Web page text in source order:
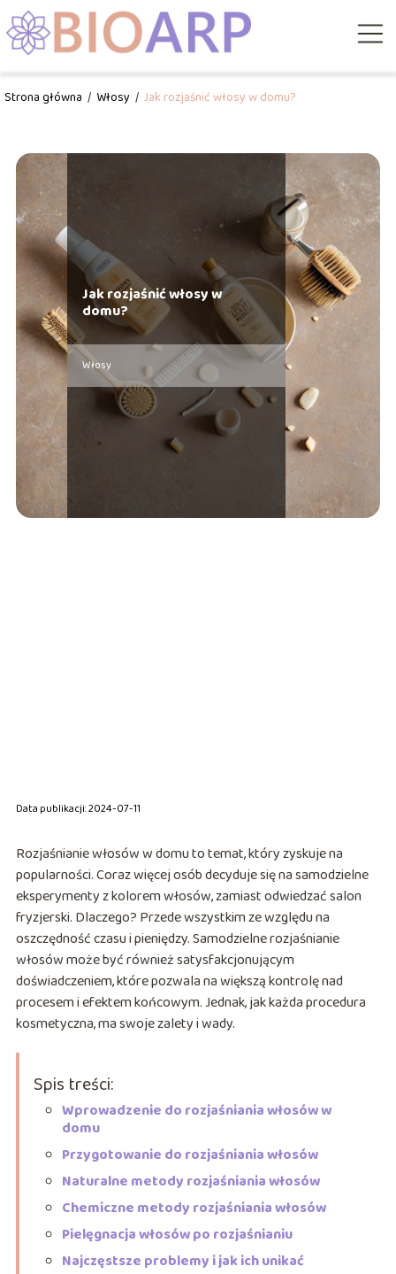
Strona główna / Włosy / Jak rozjaśnić włosy w domu?
Jak rozjaśnić włosy w
domu?
Włosy
Data publikacji: 2024-07-11
Rozjaśnianie włosów w domu to temat, który zyskuje na
popularności. Coraz więcej osób decyduje się na samodzielne
eksperymenty z kolorem włosów, zamiast odwiedzać salon
fryzjerski. Dlaczego? Przede wszystkim ze względu na
oszczędność czasu i pieniędzy. Samodzielne rozjaśnianie
włosów może być również satysfakcjonującym
doświadczeniem, które pozwala na większą kontrolę nad
procesem i efektem końcowym. Jednak, jak każda procedura
kosmetyczna, ma swoje zalety i wady.
Spis treści:
Wprowadzenie do rozjaśniania włosów w
domu
Przygotowanie do rozjaśniania włosów
Naturalne metody rozjaśniania włosów
Chemiczne metody rozjaśniania włosów
Pielęgnacja włosów po rozjaśnianiu
Najczęstsze problemy i jak ich unikać